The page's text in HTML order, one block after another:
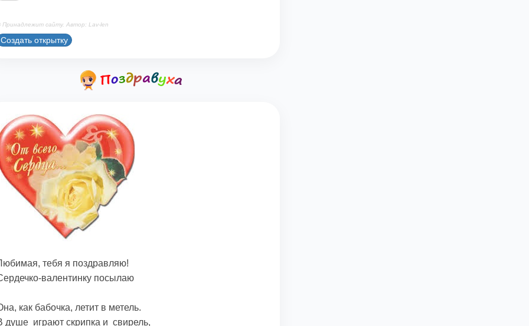
Принадлежит сайту. Автор: Lav-len
Создать открытку
тебя я поздравляю!
валентинку посылаю
как бабочка, летит в метель.
душе играют скрипка и свирель,